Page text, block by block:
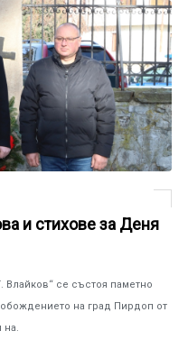
и стихове за Деня
Влайков“ се състоя паметно
на град Пирдоп от
на.